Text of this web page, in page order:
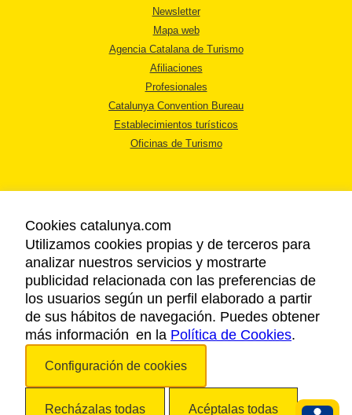
Newsletter
Mapa web
Agencia Catalana de Turismo
Afiliaciones
Profesionales
Catalunya Convention Bureau
Establecimientos turísticos
Oficinas de Turismo
AVISO LEGAL
POLÍTICA DE PRIVACIDAD
COOKIES
ACCESSIBILIDAD
Copyright © 2026. Agencia Catalana de Turismo. Todos los derechos
Cookies catalunya.com
Utilizamos cookies propias y de terceros para
analizar nuestros servicios y mostrarte
publicidad relacionada con las preferencias de
los usuarios según un perfil elaborado a partir
de sus hábitos de navegación. Puedes obtener
más información en la Política de Cookies.
Configuración de cookies
Recházalas todas Acéptalas todas